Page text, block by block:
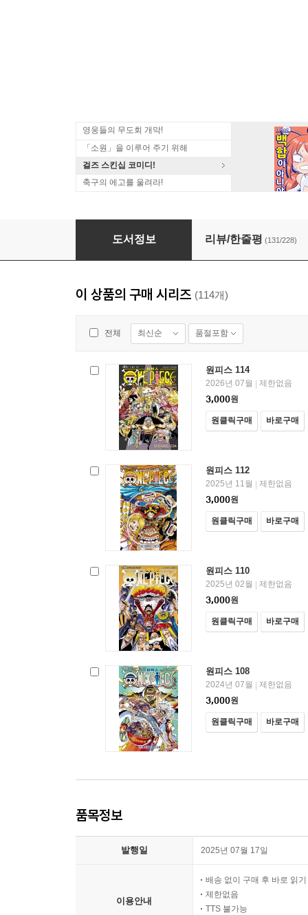
영웅들의 무도회 개막!
「소원」을 이루어 주기 위해
걸즈 스킨십 코미디!
축구의 에고를 울려라!
원피스 111
도서정보 리뷰/한줄평 (131/228)
이 상품의 구매 시리즈 (114개)
전체 최신순 품절포함
원피스 114
2026년 07월
제한없음
3,000원
원클릭구매 바로구매
원피스 112
2025년 11월
제한없음
3,000원
원클릭구매 바로구매
원피스 110
2025년 02월
제한없음
3,000원
원클릭구매 바로구매
원피스 108
2024년 07월
제한없음
3,000원
원클릭구매 바로구매
품목정보
발행일 2025년 07월 17일
이용안내
배송 없이 구매 후 바로 읽기
제한없음
TTS 불가능